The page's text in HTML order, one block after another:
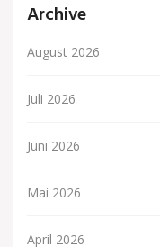
Archive
August 2026
Juli 2026
Juni 2026
Mai 2026
April 2026